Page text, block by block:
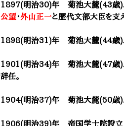
1897(明治30)年 菊池大麓(43歳)、
公望・外山正一と歴代文部大臣を支
1898(明治31)年 菊池大麓(44歳)、
1901(明治34)年 菊池大麓(47歳)、
辞任。
1904(明治37)年 菊池大麓(50歳)、
1906(明治39)年 帝国学士院設立